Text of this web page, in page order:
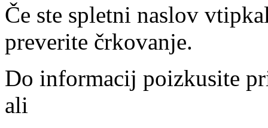
Če ste spletni naslov
preverite črkovanje.
Do informacij poizkusite
ali